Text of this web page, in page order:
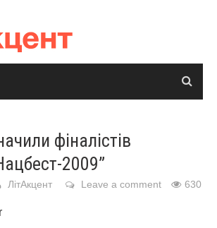
фіналістів
2009”
ЛітАкцент Leave a comment 630